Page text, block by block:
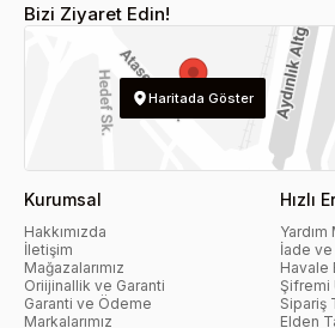
Bizi Ziyaret Edin!
Haritada Göster
Kurumsal
Hakkımızda
İletişim
Mağazalarımız
Oriijinallik ve Garanti
Garanti ve Ödeme
Markalarımız
Hızlı
İade
Havale
Şifremi
Sipariş
Elden